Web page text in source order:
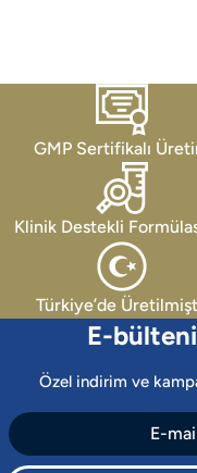
GMP Sertifikalı
Klinik Destekli
Türkiye’de
E-
Özel indirim ve